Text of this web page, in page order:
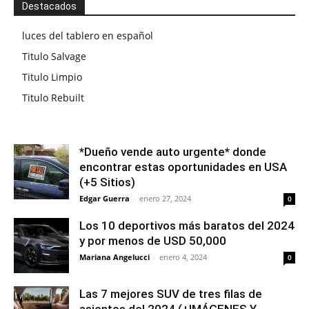
Destacados
luces del tablero en español
Titulo Salvage
Titulo Limpio
Titulo Rebuilt
*Dueño vende auto urgente* donde
encontrar estas oportunidades en USA
(+5 Sitios)
Edgar Guerra - enero 27, 2024 0
Los 10 deportivos más baratos del 2024
y por menos de USD 50,000
Mariana Angelucci - enero 4, 2024 0
Las 7 mejores SUV de tres filas de